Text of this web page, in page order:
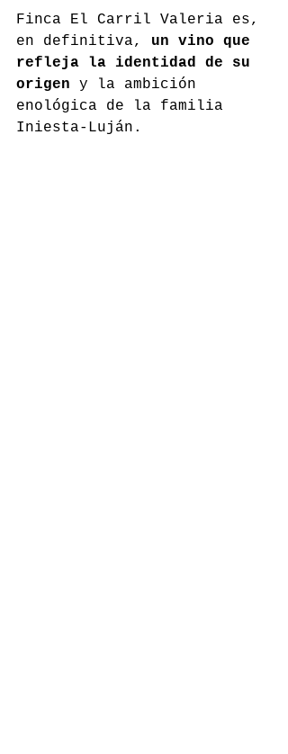
Finca El Carril Valeria es,
en definitiva, un vino que
refleja la identidad de su
origen y la ambición
enológica de la familia
Iniesta-Luján.